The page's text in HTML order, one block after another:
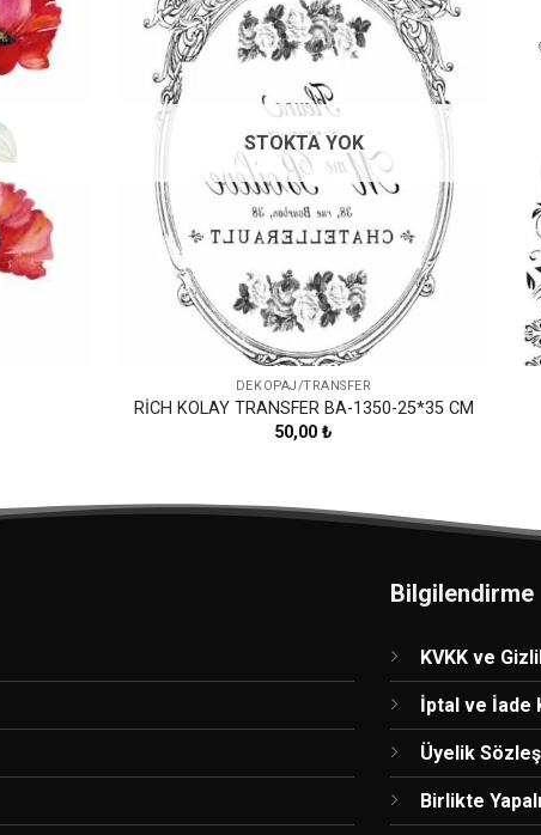
Ekle
Ekle
STOKTA YOK
DEKOPAJ/TRANSFER
RİCH KOLAY TRANSFER BA-1350-25*35 CM
50,00₺
Bilgilendirme
KVKK ve
İptal ve İade
Üyelik
Birlikte